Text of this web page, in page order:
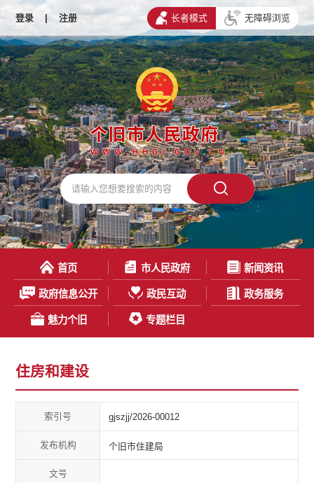
登录 | 注册 长者模式 无障碍浏览
首页 市人民政府 新闻资讯
政府信息公开 政民互动 政务服务
魅力个旧 专题栏目
住房和建设
索引号 gjszjj/2026-00012
发布机构 个旧市住建局
文号